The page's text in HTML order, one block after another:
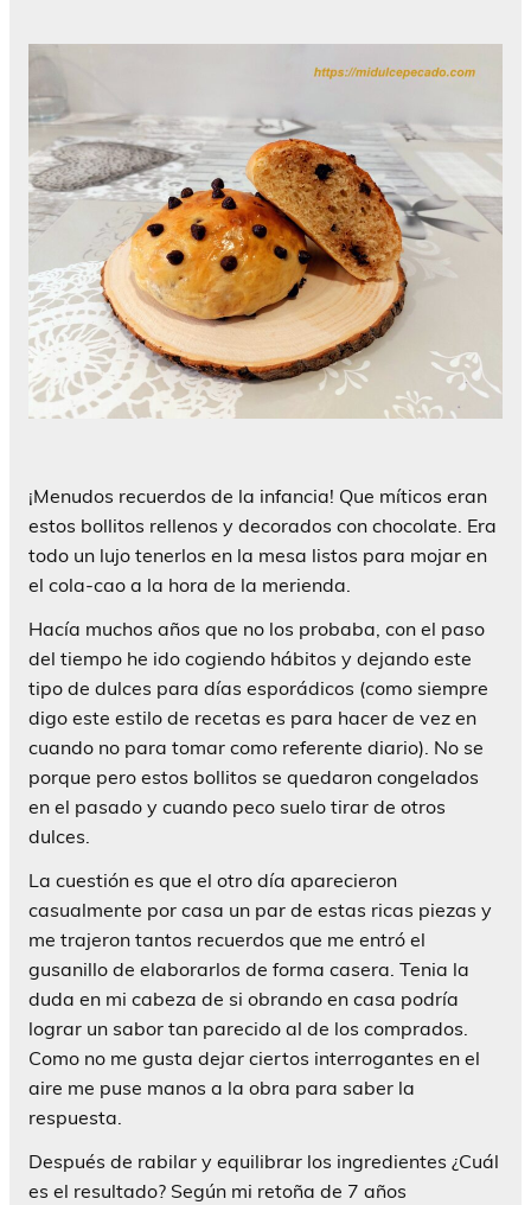
¡Menudos recuerdos de la infancia! Que míticos eran
estos bollitos rellenos y decorados con chocolate. Era
todo un lujo tenerlos en la mesa listos para mojar en
el cola-cao a la hora de la merienda.
Hacía muchos años que no los probaba, con el paso
del tiempo he ido cogiendo hábitos y dejando este
tipo de dulces para días esporádicos (como siempre
digo este estilo de recetas es para hacer de vez en
cuando no para tomar como referente diario). No se
porque pero estos bollitos se quedaron congelados
en el pasado y cuando peco suelo tirar de otros
dulces.
La cuestión es que el otro día aparecieron
casualmente por casa un par de estas ricas piezas y
me trajeron tantos recuerdos que me entró el
gusanillo de elaborarlos de forma casera. Tenia la
duda en mi cabeza de si obrando en casa podría
lograr un sabor tan parecido al de los comprados.
Como no me gusta dejar ciertos interrogantes en el
aire me puse manos a la obra para saber la
respuesta.
Después de rabilar y equilibrar los ingredientes ¿Cuál
es el resultado? Según mi retoña de 7 años